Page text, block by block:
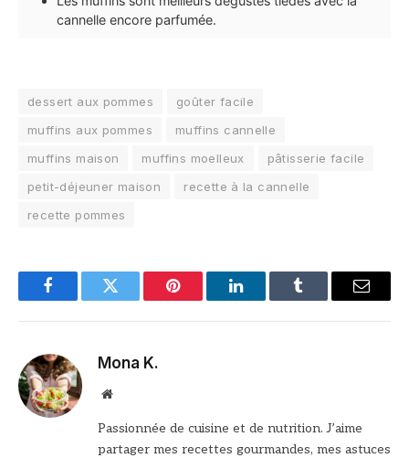
cannelle encore parfumée.
dessert aux pommes
goûter facile
muffins aux pommes
muffins cannelle
muffins maison
muffins moelleux
pâtisserie facile
petit-déjeuner maison
recette à la cannelle
recette pommes
FacebookTwitter Pinterest LinkedInTumblr Email
Mona K.
Site
Passionnée de cuisine et de nutrition. J’aime
partager mes recettes gourmandes, mes astuces